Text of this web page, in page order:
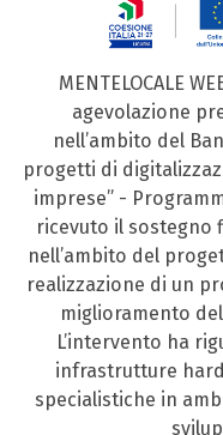
MENTELOCALE
agevolazione
nell’ambito del
progetti di
imprese” -
ricevuto il sostegno
nell’ambito del
realizzazione di un
miglioramento
L’intervento ha
infrastrutture
specialistiche in